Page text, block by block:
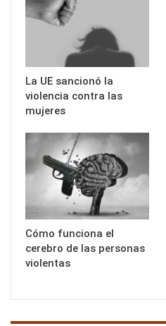
La UE sancionó la
violencia contra las
mujeres
Cómo funciona el
cerebro de las personas
violentas